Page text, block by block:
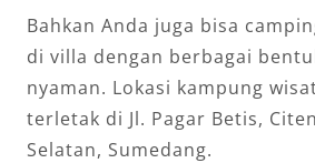
Bahkan Anda juga bisa
di villa dengan berbagai
nyaman. Lokasi kampung
terletak di Jl. Pagar Betis,
Selatan, Sumedang.